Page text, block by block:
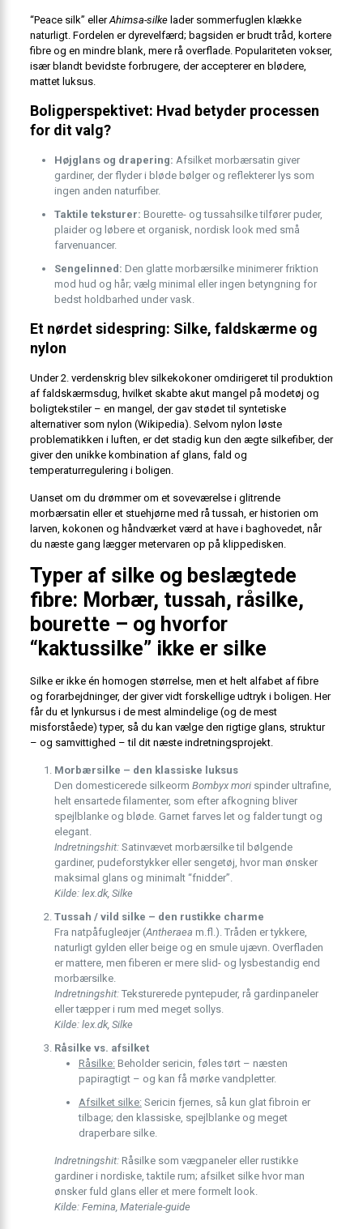
“Peace silk” ellerAhimsa-silkelader sommerfuglen klække
naturligt. Fordelen er dyrevelfærd; bagsiden er brudt tråd, kortere
fibre og en mindre blank, mere rå overflade. Populariteten vokser,
især blandt bevidste forbrugere, der accepterer en blødere,
mattet luksus.
Boligperspektivet: Hvad betyder processen
for dit valg?
Højglans og drapering: Afsilket morbærsatin giver
gardiner, der flyder i bløde bølger og reflekterer lys som
ingen anden naturfiber.
Taktile teksturer: Bourette- og tussahsilke tilfører puder,
plaider og løbere et organisk, nordisk look med små
farvenuancer.
Sengelinned: Den glatte morbærsilke minimerer friktion
mod hud og hår; vælg minimal eller ingen betyngning for
bedst holdbarhed under vask.
Et nørdet sidespring: Silke, faldskærme og
nylon
Under 2. verdenskrig blev silkekokoner omdirigeret til produktion
af faldskærmsdug, hvilket skabte akut mangel på modetøj og
boligtekstiler – en mangel, der gav stødet til syntetiske
alternativer som nylon (Wikipedia). Selvom nylon løste
problematikken i luften, er det stadig kun den ægte silkefiber, der
giver den unikke kombination af glans, fald og
temperaturregulering i boligen.
Uanset om du drømmer om et soveværelse i glitrende
morbærsatin eller et stuehjørne med rå tussah, er historien om
larven, kokonen og håndværket værd at have i baghovedet, når
du næste gang lægger metervaren op på klippedisken.
Typer af silke og beslægtede
fibre: Morbær, tussah, råsilke,
bourette – og hvorfor
“kaktussilke” ikke er silke
Silke er ikke én homogen størrelse, men et helt alfabet af fibre
og forarbejdninger, der giver vidt forskellige udtryk i boligen. Her
får du et lynkursus i de mest almindelige (og de mest
misforståede) typer, så du kan vælge den rigtige glans, struktur
– og samvittighed – til dit næste indretningsprojekt.
Morbærsilke – den klassiske luksus
Den domesticerede silkeorm Bombyx morispinder ultrafine,
helt ensartede filamenter, som efter afkogning bliver
spejlblanke og bløde. Garnet farves let og falder tungt og
elegant.
Indretningshit:Satinvævet morbærsilke til bølgende
gardiner, pudeforstykker eller sengetøj, hvor man ønsker
maksimal glans og minimalt “fnidder”.
Kilde: lex.dk, Silke
Tussah / vild silke – den rustikke charme
Fra natpåfugleøjer (Antheraea m.fl.). Tråden er tykkere,
naturligt gylden eller beige og en smule ujævn. Overfladen
er mattere, men fiberen er mere slid- og lysbestandig end
morbærsilke.
Indretningshit:Teksturerede pyntepuder, rå gardinpaneler
eller tæpper i rum med meget sollys.
Kilde: lex.dk, Silke
Råsilke vs. afsilket
Råsilke: Beholder sericin, føles tørt – næsten
papiragtigt – og kan få mørke vandpletter.
Afsilket silke: Sericin fjernes, så kun glat fibroin er
tilbage; den klassiske, spejlblanke og meget
draperbare silke.
Indretningshit:Råsilke som vægpaneler eller rustikke
gardiner i nordiske, taktile rum; afsilket silke hvor man
ønsker fuld glans eller et mere formelt look.
Kilde: Femina, Materiale-guide